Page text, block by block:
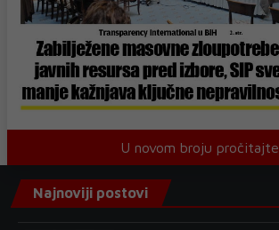
U novom broju pročitajte
Najnoviji postovi